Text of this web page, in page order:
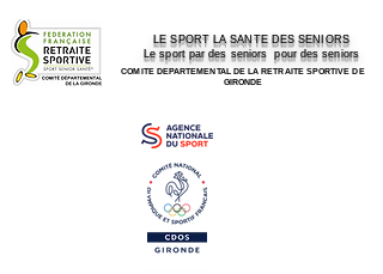
LE SPORT LA SANTE DES SENIORS
Le sport par des seniors pour des seniors
COMITE DEPARTEMENTAL DE LA RETRAITE SPORTIVE DE
GIRONDE